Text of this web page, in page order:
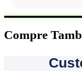
Compre